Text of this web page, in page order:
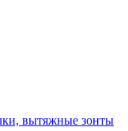
вытяжные зонты